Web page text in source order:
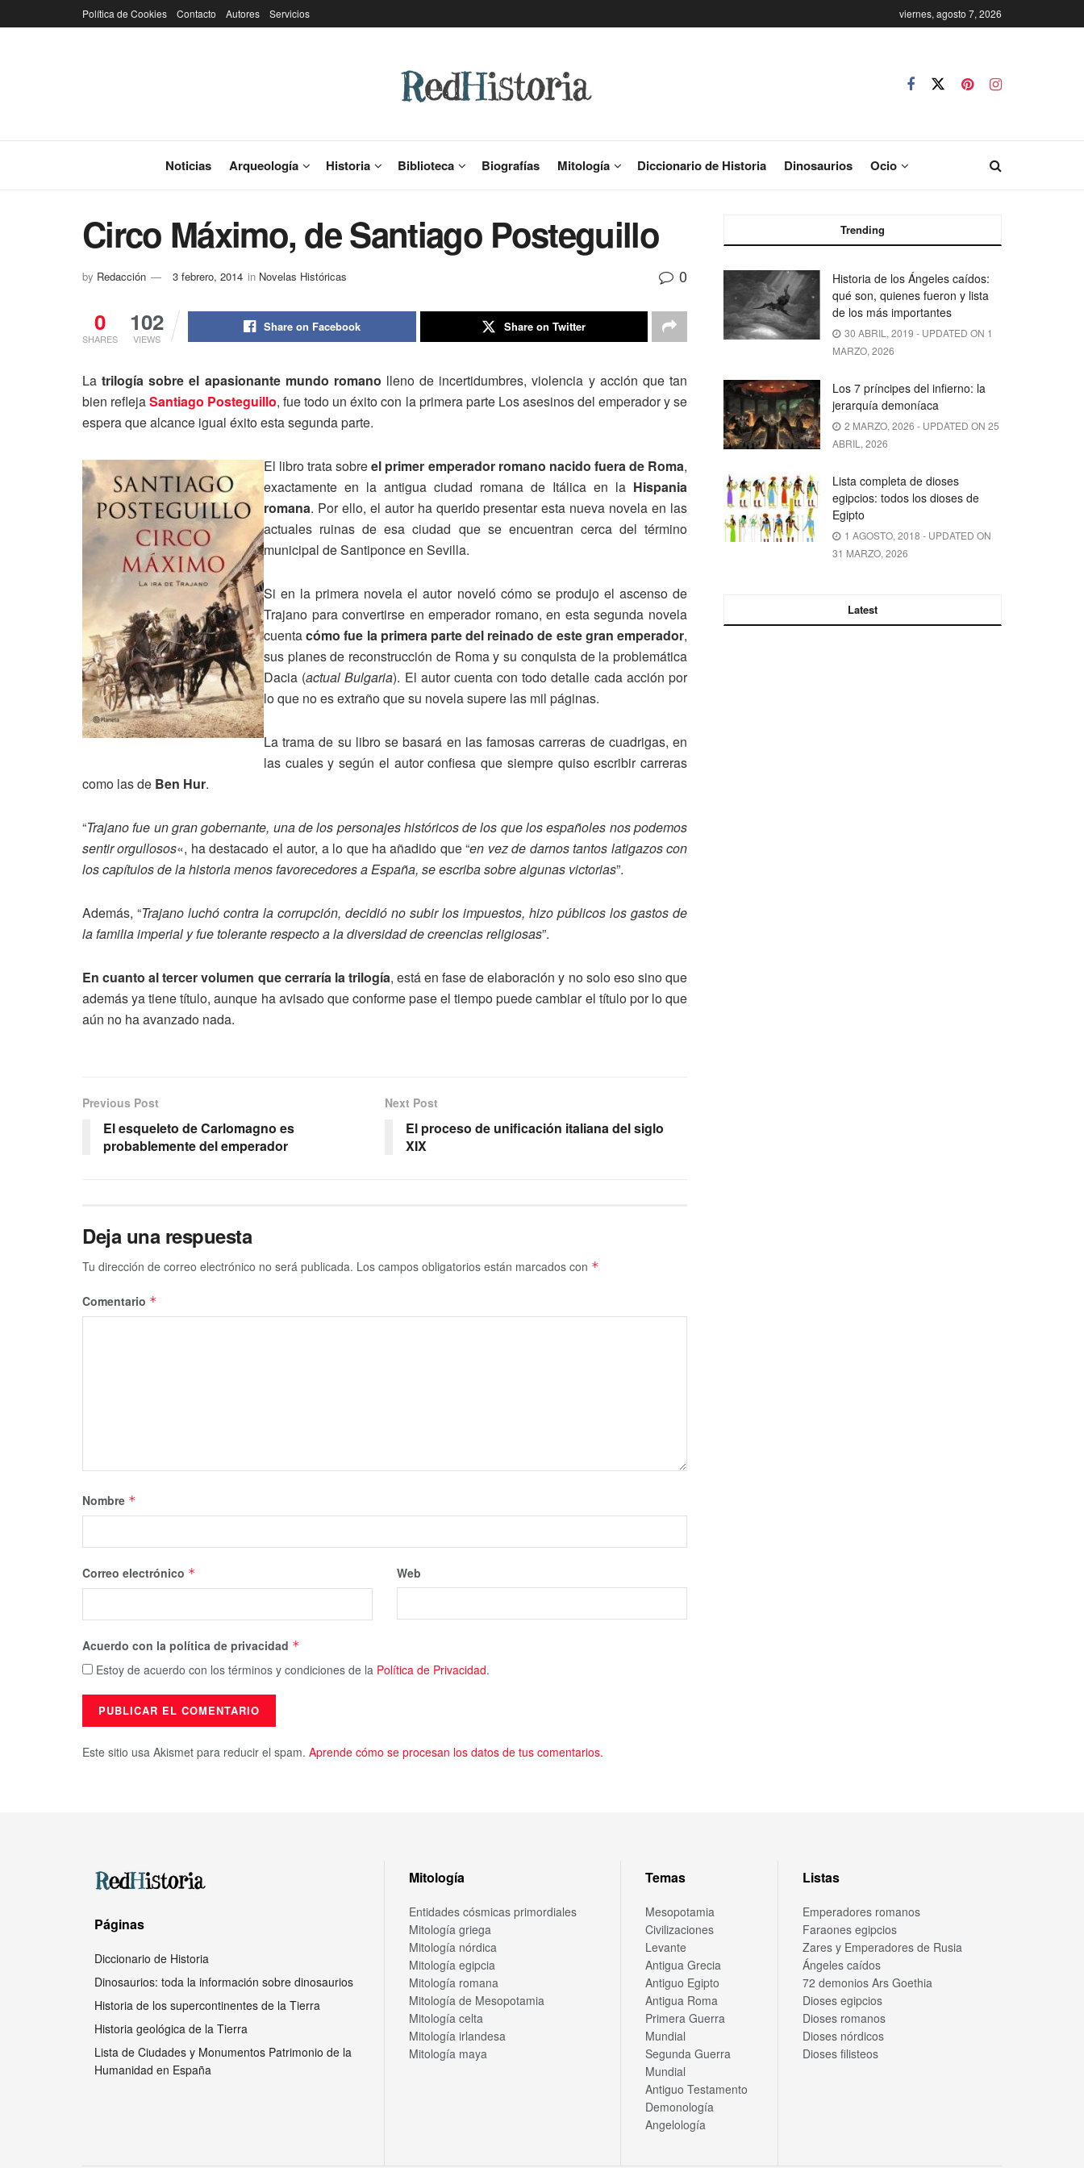
Política de Cookies Contacto Autores Servicios viernes, agosto 7, 2026
Noticias Arqueología Historia Biblioteca Biografías Mitología Diccionario de Historia Dinosaurios Ocio
Circo Máximo, de Santiago Posteguillo
by Redacción 3 febrero, 2014 in Novelas Históricas 0
0
SHARES
102
VIEWS
Share on Facebook Share on Twitter
Latrilogía sobre el apasionante mundo romano lleno de incertidumbres, violencia y acción que tan
bien reflejaSantiago Posteguillo, fue todo un éxito con la primera parte Los asesinos del emperador y se
espera que alcance igual éxito esta segunda parte.
El libro trata sobreel primer emperador romano nacido fuera de Roma,
exactamente en la antigua ciudad romana de Itálica en la Hispania
romana. Por ello, el autor ha querido presentar esta nueva novela en las
actuales ruinas de esa ciudad que se encuentran cerca del término
municipal de Santiponce en Sevilla.
Si en la primera novela el autor noveló cómo se produjo el ascenso de
Trajano para convertirse en emperador romano, en esta segunda novela
cuentacómo fue la primera parte del reinado de este gran emperador,
sus planes de reconstrucción de Roma y su conquista de la problemática
Dacia (actual Bulgaria). El autor cuenta con todo detalle cada acción por
lo que no es extraño que su novela supere las mil páginas.
La trama de su libro se basará en las famosas carreras de cuadrigas, en
las cuales y según el autor confiesa que siempre quiso escribir carreras
como las de Ben Hur.
“Trajano fue un gran gobernante, una de los personajes históricos de los que los españoles nos podemos
sentir orgullosos«, ha destacado el autor, a lo que ha añadido que “en vez de darnos tantos latigazos con
los capítulos de la historia menos favorecedores a España, se escriba sobre algunas victorias”.
Además, “Trajano luchó contra la corrupción, decidió no subir los impuestos, hizo públicos los gastos de
la familia imperial y fue tolerante respecto a la diversidad de creencias religiosas”.
En cuanto al tercer volumen que cerraría la trilogía, está en fase de elaboración y no solo eso sino que
además ya tiene título, aunque ha avisado que conforme pase el tiempo puede cambiar el título por lo que
aún no ha avanzado nada.
Previous Post
El esqueleto de Carlomagno es
probablemente del emperador
Next Post
El proceso de unificación italiana del siglo
XIX
Deja una respuesta
Tu dirección de correo electrónico no será publicada. Los campos obligatorios están marcados con *
Comentario *
Nombre *
Correo electrónico * Web
Acuerdo con la política de privacidad *
Estoy de acuerdo con los términos y condiciones de la Política de Privacidad.
Este sitio usa Akismet para reducir el spam. Aprende cómo se procesan los datos de tus comentarios.
Trending
Historia de los Ángeles caídos:
qué son, quienes fueron y lista
de los más importantes
30 ABRIL, 2019 - UPDATED ON 1
MARZO, 2026
Los 7 príncipes del infierno: la
jerarquía demoníaca
2 MARZO, 2026 - UPDATED ON 25
ABRIL, 2026
Lista completa de dioses
egipcios: todos los dioses de
Egipto
1 AGOSTO, 2018 - UPDATED ON
31 MARZO, 2026
Latest
Páginas
Diccionario de Historia
Dinosaurios: toda la información sobre dinosaurios
Historia de los supercontinentes de la Tierra
Historia geológica de la Tierra
Lista de Ciudades y Monumentos Patrimonio de la
Humanidad en España
Mitología
Entidades cósmicas primordiales
Mitología griega
Mitología nórdica
Mitología egipcia
Mitología romana
Mitología de Mesopotamia
Mitología celta
Mitología irlandesa
Mitología maya
Temas
Mesopotamia
Civilizaciones
Levante
Antigua Grecia
Antiguo Egipto
Antigua Roma
Primera Guerra
Mundial
Segunda Guerra
Mundial
Antiguo Testamento
Demonología
Angelología
Listas
Emperadores romanos
Faraones egipcios
Zares y Emperadores de Rusia
Ángeles caídos
72 demonios Ars Goethia
Dioses egipcios
Dioses romanos
Dioses nórdicos
Dioses filisteos